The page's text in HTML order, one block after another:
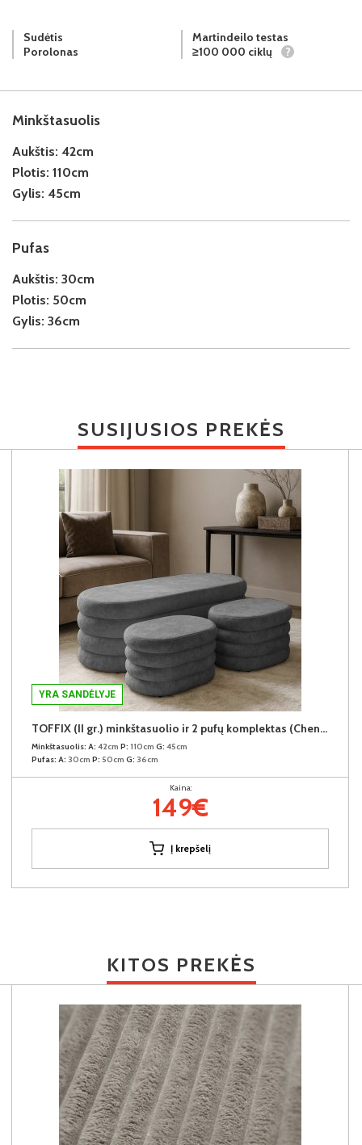
Minkštasuolis
Aukštis: 42cm
Plotis: 110cm
Gylis: 45cm
Pufas
Aukštis: 30cm
Plotis: 50cm
Gylis: 36cm
Sudėtis
Porolonas
Martindeilo testas
≥100 000 ciklų
?
SUSIJUSIOS PREKĖS
YRA SANDĖLYJE
TOFFIX (II gr.) minkštasuolio ir 2 pufų komplektas (Chenille Seal #18 Pilkas)
Minkštasuolis: A: 42cm P: 110cm G: 45cm
Pufas: A: 30cm P: 50cm G: 36cm
Kaina:
149€
Į krepšelį
KITOS PREKĖS